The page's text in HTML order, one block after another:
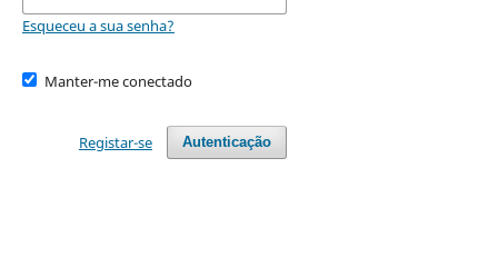
Esqueceu a sua senha?
Manter-me conectado
Autenticação
Registar-se